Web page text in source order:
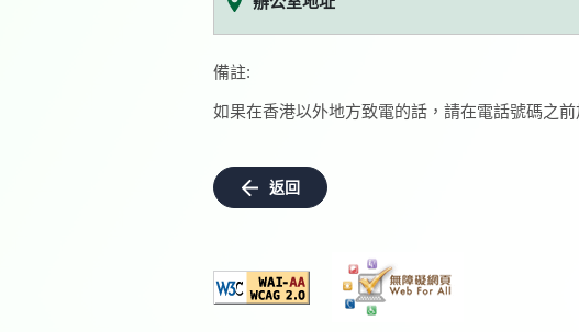
備註:
如果在香港以外地方致電的話，請在電話號碼之
返回